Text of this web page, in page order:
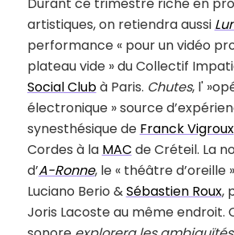
Durant ce trimestre riche en
artistiques, on retiendra aussi
performance « pour un vidéo
plateau vide » du Collectif
Social Clubà Paris. Chutes, l'
électronique » source
synesthésique de Franck Vigroux
Cordes à la MAC de Créteil. La
d’A-Ronne, le « théâtre d’oreille
Luciano Berio &Sébastien Roux,
Joris Lacoste au même endroit.